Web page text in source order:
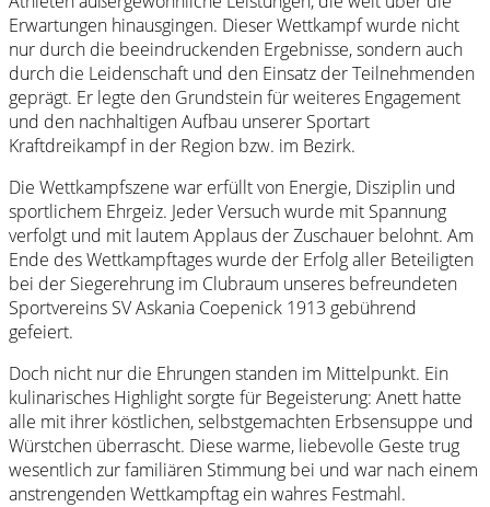
Erwartungen hinausgingen. Dieser Wettkampf wurde nicht
nur durch die beeindruckenden Ergebnisse, sondern auch
durch die Leidenschaft und den Einsatz der Teilnehmenden
geprägt. Er legte den Grundstein für weiteres Engagement
und den nachhaltigen Aufbau unserer Sportart
Kraftdreikampf in der Region bzw. im Bezirk.
Die Wettkampfszene war erfüllt von Energie, Disziplin und
sportlichem Ehrgeiz. Jeder Versuch wurde mit Spannung
verfolgt und mit lautem Applaus der Zuschauer belohnt. Am
Ende des Wettkampftages wurde der Erfolg aller Beteiligten
bei der Siegerehrung im Clubraum unseres befreundeten
Sportvereins SV Askania Coepenick 1913 gebührend
gefeiert.
Doch nicht nur die Ehrungen standen im Mittelpunkt. Ein
kulinarisches Highlight sorgte für Begeisterung: Anett hatte
alle mit ihrer köstlichen, selbstgemachten Erbsensuppe und
Würstchen überrascht. Diese warme, liebevolle Geste trug
wesentlich zur familiären Stimmung bei und war nach einem
anstrengenden Wettkampftag ein wahres Festmahl.